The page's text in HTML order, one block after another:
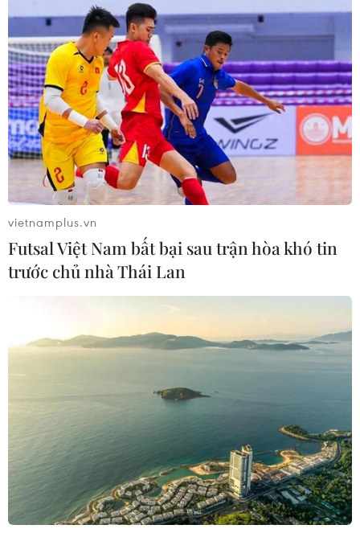
vietnamplus.vn
Futsal Việt Nam bất bại sau trận hòa khó tin
trước chủ nhà Thái Lan